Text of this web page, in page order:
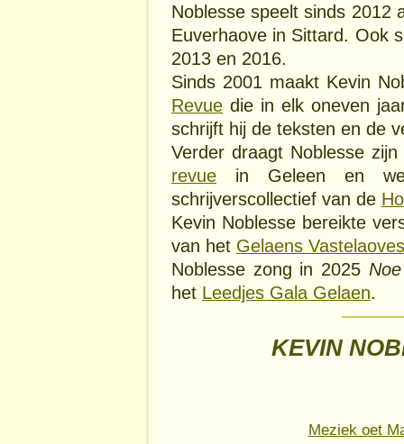
Noblesse speelt sinds 2012
Euverhaove in Sittard. Ook
2013 en 2016.
Sinds 2001 maakt Kevin
Revue die in elk oneven
schrijft hij de teksten en de
Verder draagt Noblesse
revue in Geleen en
schrijverscollectief van de
Kevin Noblesse bereikte
van het Gelaens
Noblesse zong in 2025
het Leedjes Gala Gelaen.
KEVIN
Meziek oet